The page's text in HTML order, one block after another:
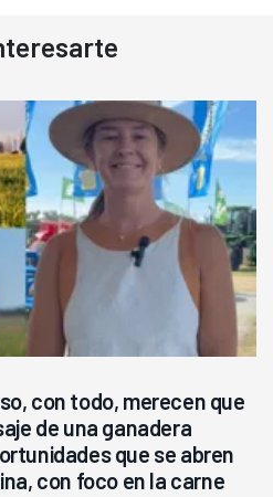
con todo, merecen que
de una ganadera
que se abren
con foco en la carne